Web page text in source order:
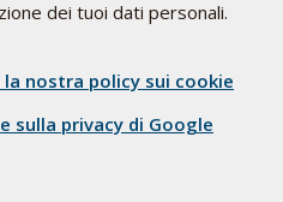
a livello cervicale che
a lei.
dei tuoi dati personali.
la nostra policy sui cookie
sulla privacy di Google